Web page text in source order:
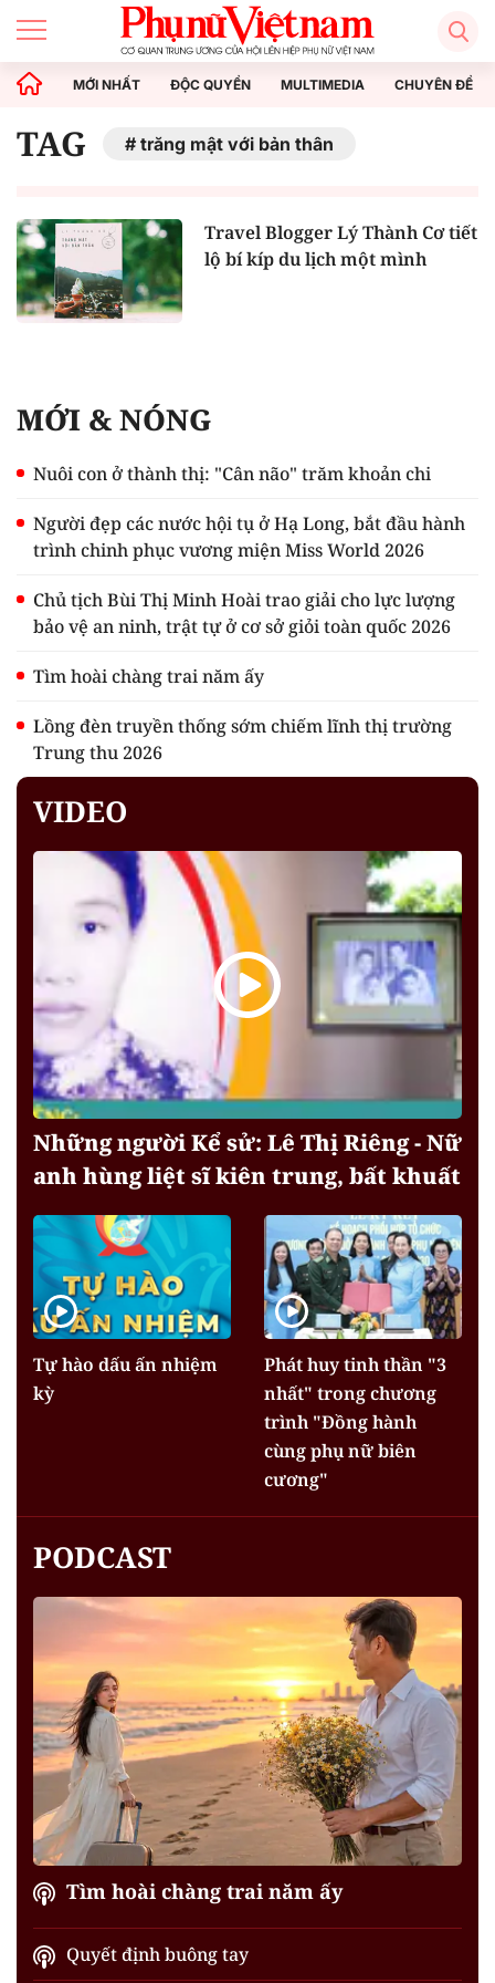
MỚI NHẤT ĐỘC QUYỀN MULTIMEDIA CHUYÊN ĐỀ
TAG trăng mật với bản thân
Travel Blogger Lý Thành Cơ tiết
lộ bí kíp du lịch một mình
MỚI & NÓNG
Nuôi con ở thành thị: "Cân não" trăm khoản chi
Người đẹp các nước hội tụ ở Hạ Long, bắt đầu hành
trình chinh phục vương miện Miss World 2026
Chủ tịch Bùi Thị Minh Hoài trao giải cho lực lượng
bảo vệ an ninh, trật tự ở cơ sở giỏi toàn quốc 2026
Tìm hoài chàng trai năm ấy
Lồng đèn truyền thống sớm chiếm lĩnh thị trường
Trung thu 2026
VIDEO
Những người Kể sử: Lê Thị Riêng - Nữ
anh hùng liệt sĩ kiên trung, bất khuất
Tự hào dấu ấn nhiệm
kỳ
Phát huy tinh thần "3
nhất" trong chương
trình "Đồng hành
cùng phụ nữ biên
cương"
PODCAST
Tìm hoài chàng trai năm ấy
Quyết định buông tay